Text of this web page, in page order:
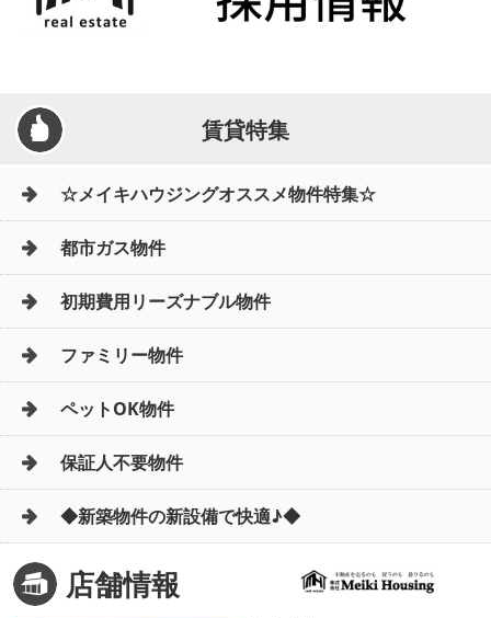
賃貸特集
☆メイキハウジングオススメ物件特集☆
都市ガス物件
初期費用リーズナブル物件
ファミリー物件
ペットOK物件
保証人不要物件
◆新築物件の新設備で快適♪◆
店舗情報